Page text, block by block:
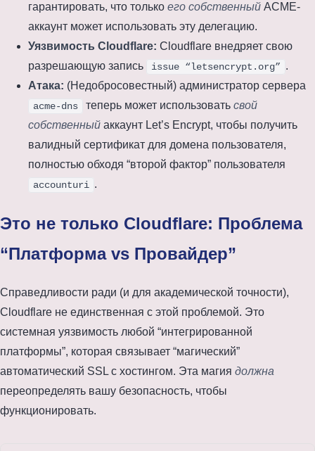
гарантировать, что только его собственный ACME-
аккаунт может использовать эту делегацию.
Уязвимость Cloudflare: Cloudflare внедряет свою
разрешающую запись
issue “letsencrypt.org” .
Атака: (Недобросовестный) администратор сервера
acme-dns теперь может использовать свой
собственный аккаунт Let’s Encrypt, чтобы получить
валидный сертификат для домена пользователя,
полностью обходя “второй фактор” пользователя
accounturi .
Это не только Cloudflare: Проблема
“Платформа vs Провайдер”
Справедливости ради (и для академической точности),
Cloudflare не единственная с этой проблемой. Это
системная уязвимость любой “интегрированной
платформы”, которая связывает “магический”
автоматический SSL с хостингом. Эта магия должна
переопределять вашу безопасность, чтобы
функционировать.